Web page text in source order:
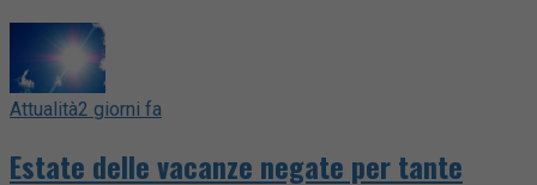
Attualità2 giorni fa
Estate delle vacanze negate per tante